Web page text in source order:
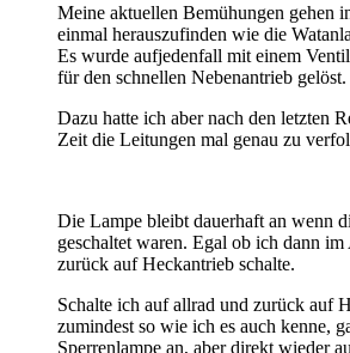
Meine aktuellen Bemühungen gehen
einmal herauszufinden wie die
Es wurde aufjedenfall mit einem
für den schnellen Nebenantrieb gelöst.
Dazu hatte ich aber nach den letzten
Zeit die Leitungen mal genau zu
Die Lampe bleibt dauerhaft an wenn
geschaltet waren. Egal ob ich dann
zurück auf Heckantrieb schalte.
Schalte ich auf allrad und zurück auf
zumindest so wie ich es auch kenne,
Sperrenlampe an, aber direkt wieder